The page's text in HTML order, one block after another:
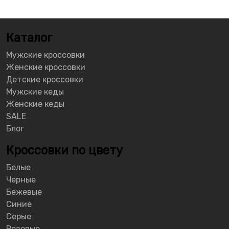
Каталог
Мужские кроссовки
Женские кроссовки
Детские кроссовки
Мужские кеды
Женские кеды
SALE
Блог
Кроссовки по цвету
Белые
Черные
Бежевые
Синие
Серые